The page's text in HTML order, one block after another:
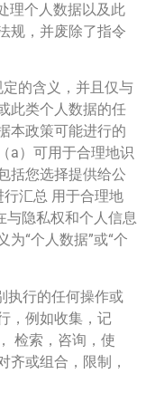
理个人数据以及此
规，并废除了指令
定的含义，并且仅与
此类个人数据的任
本政策可能进行的
a）可用于合理地识
括您选择提供给公
汇总 用于合理地
与隐私权和个人信息
“个人数据”或“个
执行的任何操作或
，例如收集，记
检索，咨询，使
齐或组合，限制，